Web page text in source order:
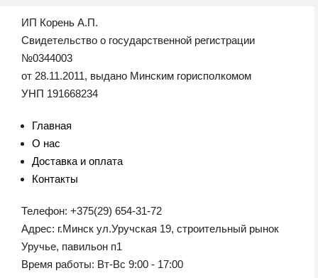
ИП Корень А.П.
Свидетельство о государственной регистрации
№0344003
от 28.11.2011, выдано Минским горисполкомом
УНП 191668234
Главная
О нас
Доставка и оплата
Контакты
Телефон: +375(29) 654-31-72
Адрес: г.Минск ул.Уручская 19, строительный рынок
Уручье, павильон п1
Время работы: Вт-Вс 9:00 - 17:00